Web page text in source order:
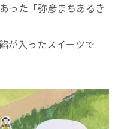
った「弥彦まちあるき
が入ったスイーツで